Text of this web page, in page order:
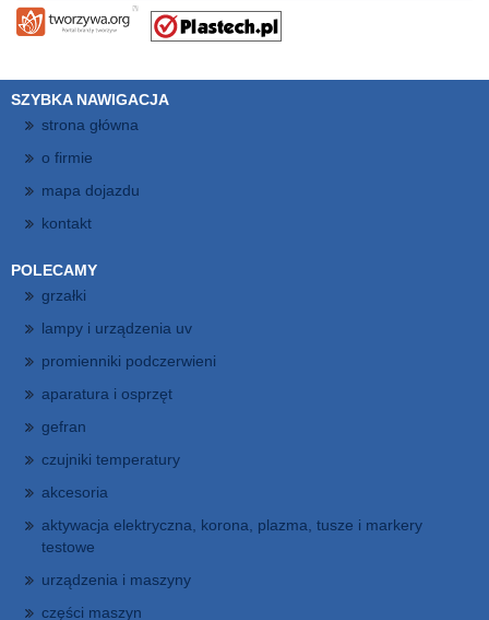
SZYBKA NAWIGACJA
strona główna
o firmie
mapa dojazdu
kontakt
POLECAMY
grzałki
lampy i urządzenia uv
promienniki podczerwieni
aparatura i osprzęt
gefran
czujniki temperatury
akcesoria
aktywacja elektryczna, korona, plazma, tusze i markery
testowe
urządzenia i maszyny
części maszyn